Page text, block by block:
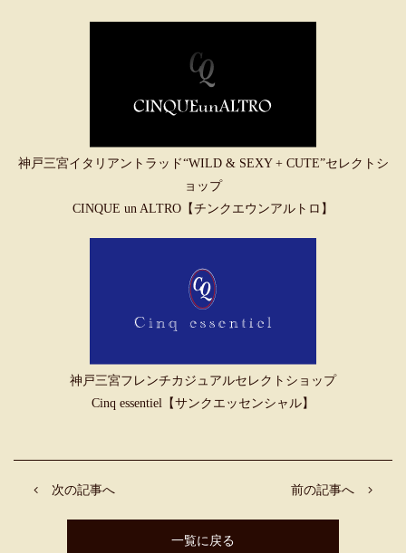
神戸三宮イタリアントラッド“WILD & SEXY + CUTE”セレクトシ
ョップ
CINQUE un ALTRO【チンクエウンアルトロ】
神戸三宮フレンチカジュアルセレクトショップ
Cinq essentiel【サンクエッセンシャル】
前の記事へ
次の記事へ
一覧に戻る